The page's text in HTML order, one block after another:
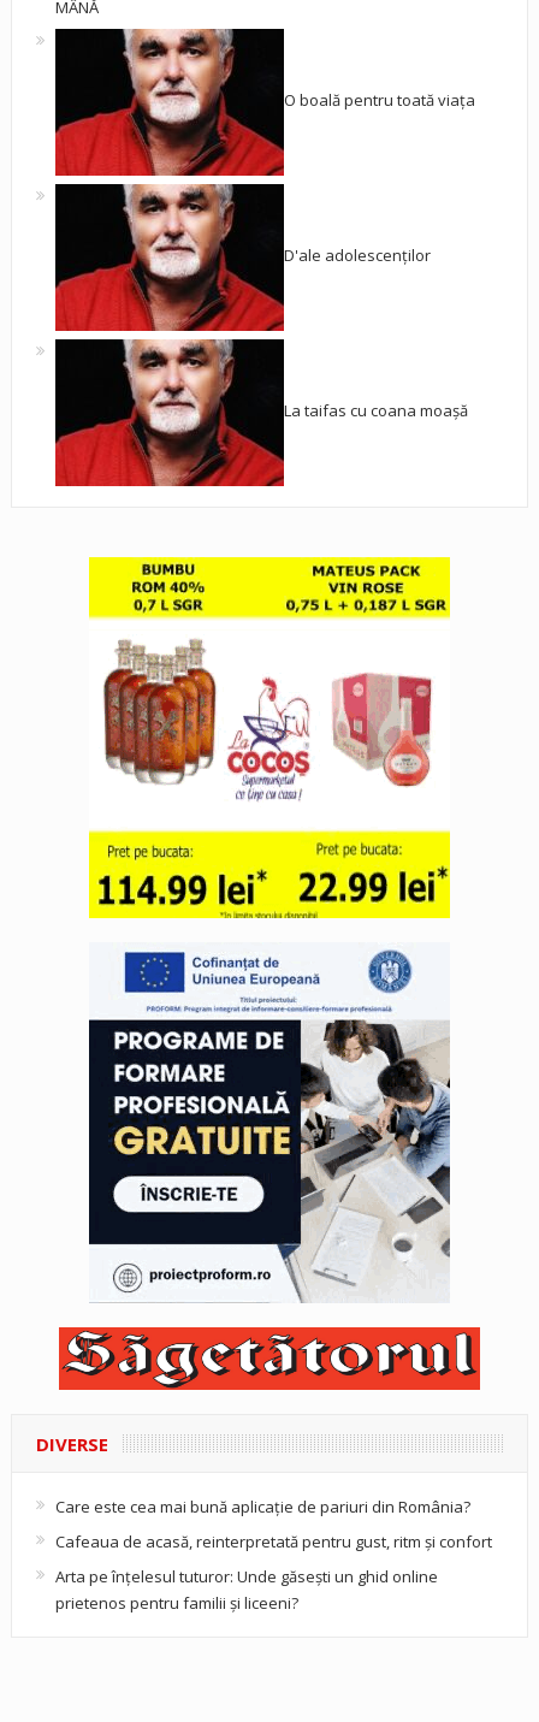
MÂNĂ
O boală pentru toată viața
D'ale adolescenților
La taifas cu coana moașă
DIVERSE
Care este cea mai bună aplicație de pariuri din România?
Cafeaua de acasă, reinterpretată pentru gust, ritm și confort
Arta pe înțelesul tuturor: Unde găsești un ghid online
prietenos pentru familii și liceeni?